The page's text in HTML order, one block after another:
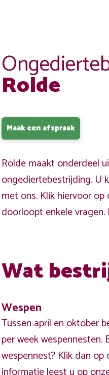
Rolde
Maak een afspraak
Rolde maakt onderdeel
ongediertebestrijding. U
met ons. Klik hiervoor
doorloopt enkele
Wat
Wespen
Tussen april en oktober
per week wespennesten.
wespennest? Klik dan